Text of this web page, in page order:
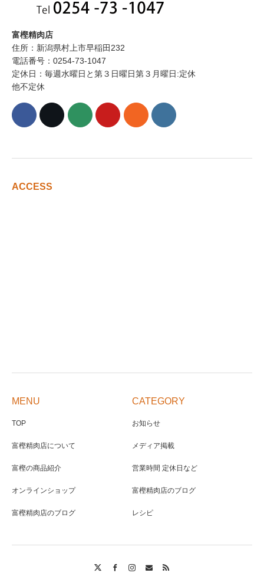
富樫精肉店
住所：新潟県村上市早稲田232
電話番号：0254-73-1047
定休日：毎週水曜日と第３日曜日第３月曜日:定休
他不定休
ACCESS
MENU
TOP
富樫精肉店について
富樫の商品紹介
オンラインショップ
富樫精肉店のブログ
CATEGORY
お知らせ
メディア掲載
営業時間 定休日など
富樫精肉店のブログ
レシピ
RSS